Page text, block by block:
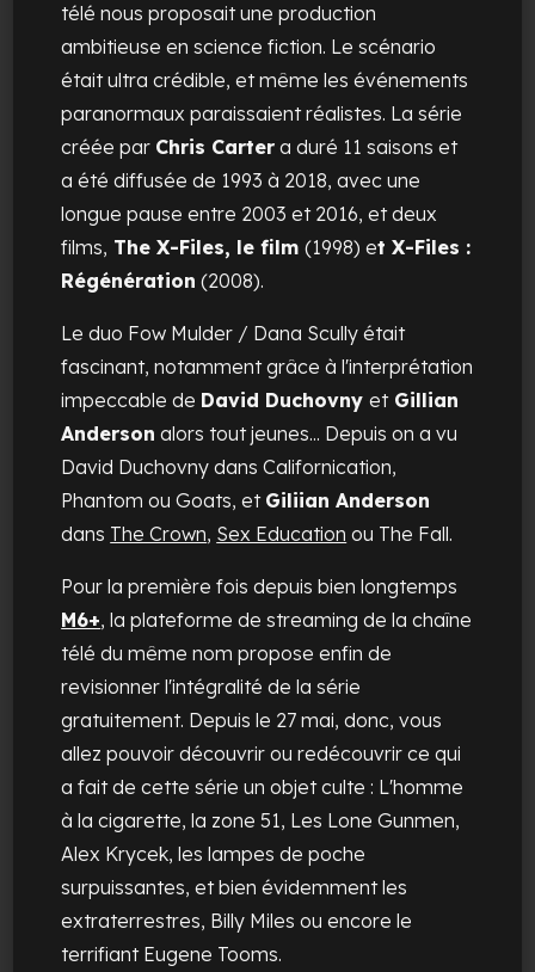
télé nous proposait une production
ambitieuse en science fiction. Le scénario
était ultra crédible, et même les événements
paranormaux paraissaient réalistes. La série
créée par Chris Carter a duré 11 saisons et
a été diffusée de 1993 à 2018, avec une
longue pause entre 2003 et 2016, et deux
films, The X-Files, le film(1998) et X-Files :
Régénération (2008).
Le duo Fow Mulder / Dana Scully était
fascinant, notamment grâce à l'interprétation
impeccable de David DuchovnyetGillian
Anderson alors tout jeunes... Depuis on a vu
David Duchovny dansCalifornication,
Phantom ouGoats, et Giliian Anderson
dans The Crown, Sex Education ou The Fall.
Pour la première fois depuis bien longtemps
M6+, la plateforme de streaming de la chaîne
télé du même nom propose enfin de
revisionner l'intégralité de la série
gratuitement. Depuis le 27 mai, donc, vous
allez pouvoir découvrir ou redécouvrir ce qui
a fait de cette série un objet culte : L'homme
à la cigarette, la zone 51, Les Lone Gunmen,
Alex Krycek, les lampes de poche
surpuissantes, et bien évidemment les
extraterrestres, Billy Miles ou encore le
terrifiant Eugene Tooms.